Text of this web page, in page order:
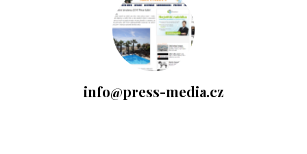
info@press-media.cz